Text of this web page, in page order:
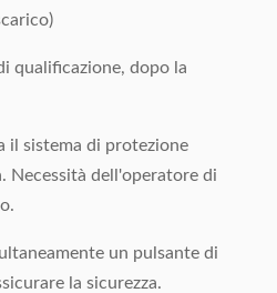
qualificazione, dopo la
il sistema di protezione
Necessità dell'operatore di
un pulsante di
la sicurezza.